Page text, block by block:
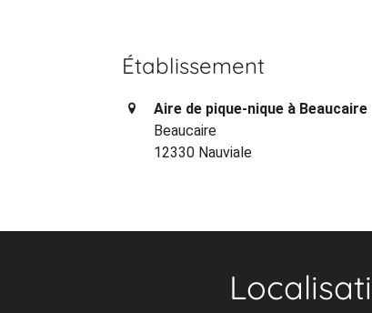
Établissement
Aire de pique-nique à Beaucaire
Beaucaire
12330 Nauviale